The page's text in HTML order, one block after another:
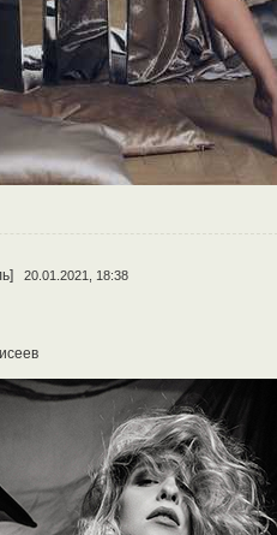
20.01.2021, 18:38